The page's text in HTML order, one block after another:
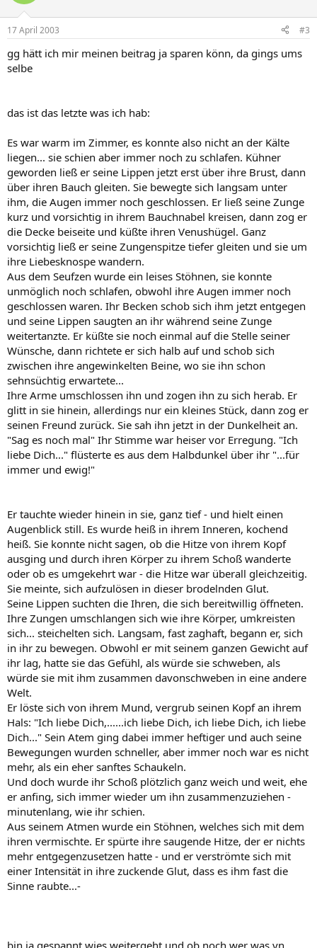
17 April 2003 #3
gg hätt ich mir meinen beitrag ja sparen könn, da gings ums
selbe
das ist das letzte was ich hab:
Es war warm im Zimmer, es konnte also nicht an der Kälte
liegen... sie schien aber immer noch zu schlafen. Kühner
geworden ließ er seine Lippen jetzt erst über ihre Brust, dann
über ihren Bauch gleiten. Sie bewegte sich langsam unter
ihm, die Augen immer noch geschlossen. Er ließ seine Zunge
kurz und vorsichtig in ihrem Bauchnabel kreisen, dann zog er
die Decke beiseite und küßte ihren Venushügel. Ganz
vorsichtig ließ er seine Zungenspitze tiefer gleiten und sie um
ihre Liebesknospe wandern.
Aus dem Seufzen wurde ein leises Stöhnen, sie konnte
unmöglich noch schlafen, obwohl ihre Augen immer noch
geschlossen waren. Ihr Becken schob sich ihm jetzt entgegen
und seine Lippen saugten an ihr während seine Zunge
weitertanzte. Er küßte sie noch einmal auf die Stelle seiner
Wünsche, dann richtete er sich halb auf und schob sich
zwischen ihre angewinkelten Beine, wo sie ihn schon
sehnsüchtig erwartete...
Ihre Arme umschlossen ihn und zogen ihn zu sich herab. Er
glitt in sie hinein, allerdings nur ein kleines Stück, dann zog er
seinen Freund zurück. Sie sah ihn jetzt in der Dunkelheit an.
"Sag es noch mal" Ihr Stimme war heiser vor Erregung. "Ich
liebe Dich..." flüsterte es aus dem Halbdunkel über ihr "...für
immer und ewig!"
Er tauchte wieder hinein in sie, ganz tief - und hielt einen
Augenblick still. Es wurde heiß in ihrem Inneren, kochend
heiß. Sie konnte nicht sagen, ob die Hitze von ihrem Kopf
ausging und durch ihren Körper zu ihrem Schoß wanderte
oder ob es umgekehrt war - die Hitze war überall gleichzeitig.
Sie meinte, sich aufzulösen in dieser brodelnden Glut.
Seine Lippen suchten die Ihren, die sich bereitwillig öffneten.
Ihre Zungen umschlangen sich wie ihre Körper, umkreisten
sich... steichelten sich. Langsam, fast zaghaft, begann er, sich
in ihr zu bewegen. Obwohl er mit seinem ganzen Gewicht auf
ihr lag, hatte sie das Gefühl, als würde sie schweben, als
würde sie mit ihm zusammen davonschweben in eine andere
Welt.
Er löste sich von ihrem Mund, vergrub seinen Kopf an ihrem
Hals: "Ich liebe Dich,......ich liebe Dich, ich liebe Dich, ich liebe
Dich..." Sein Atem ging dabei immer heftiger und auch seine
Bewegungen wurden schneller, aber immer noch war es nicht
mehr, als ein eher sanftes Schaukeln.
Und doch wurde ihr Schoß plötzlich ganz weich und weit, ehe
er anfing, sich immer wieder um ihn zusammenzuziehen -
minutenlang, wie ihr schien.
Aus seinem Atmen wurde ein Stöhnen, welches sich mit dem
ihren vermischte. Er spürte ihre saugende Hitze, der er nichts
mehr entgegenzusetzen hatte - und er verströmte sich mit
einer Intensität in ihre zuckende Glut, dass es ihm fast die
Sinne raubte...-
bin ja gespannt wies weitergeht und ob noch wer was vn